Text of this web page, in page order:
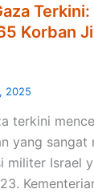
Korban
2025
terkini
yang sangat
militer Israel